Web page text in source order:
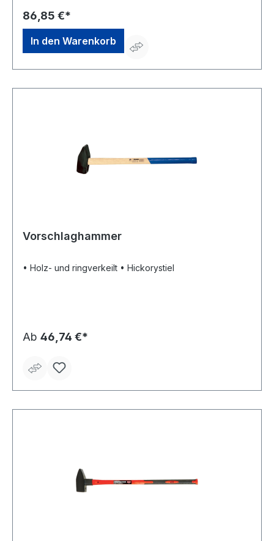
86,85 €*
In den Warenkorb
Vorschlaghammer
• Holz- und ringverkeilt • Hickorystiel
Ab 46,74 €*